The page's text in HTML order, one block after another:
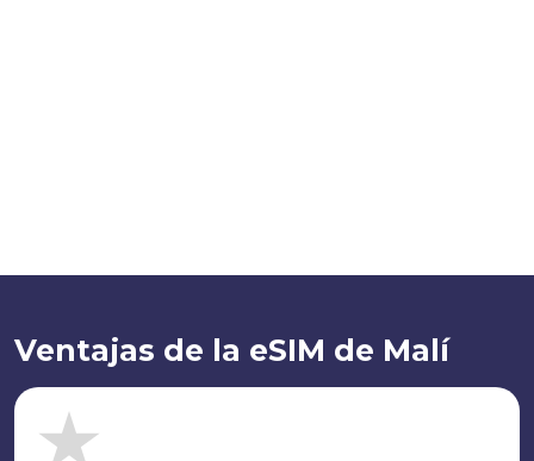
Ventajas de la eSIM de Malí